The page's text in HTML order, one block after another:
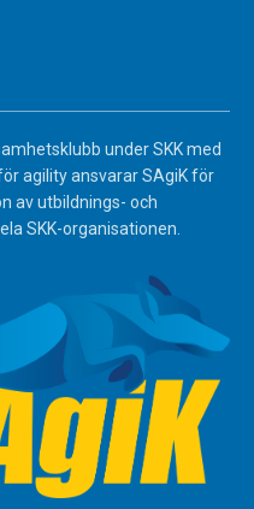
under SKK med
agility ansvarar SAgiK för
av utbildnings- och
SKK-organisationen.